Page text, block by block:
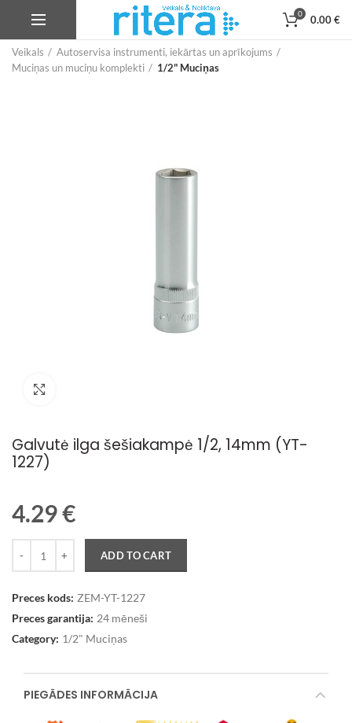
0 0.00€
Veikals
Autoservisa instrumenti, iekārtas un aprīkojums
Muciņas un muciņu komplekti
1/2" Muciņas
Galvutė ilga šešiakampė 1/2, 14mm (YT-
1227)
4.29€
ADD TO CART
Preces kods: ZEM-YT-1227
Preces garantija: 24 mēneši
Category: 1/2" Muciņas
PIEGĀDES INFORMĀCIJA